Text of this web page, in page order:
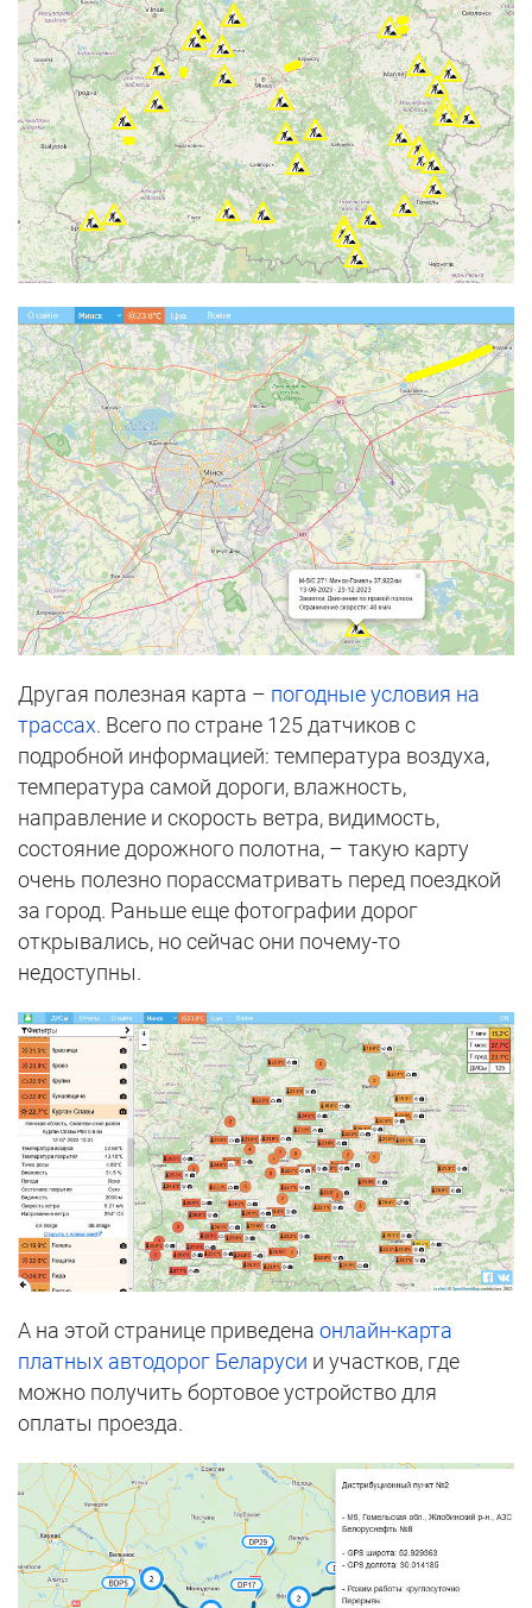
Другая полезная карта – погодные условия на
трассах. Всего по стране 125 датчиков с
подробной информацией: температура воздуха,
температура самой дороги, влажность,
направление и скорость ветра, видимость,
состояние дорожного полотна, – такую карту
очень полезно порассматривать перед поездкой
за город. Раньше еще фотографии дорог
открывались, но сейчас они почему-то
недоступны.
А на этой странице приведена онлайн-карта
платных автодорог Беларуси и участков, где
можно получить бортовое устройство для
оплаты проезда.